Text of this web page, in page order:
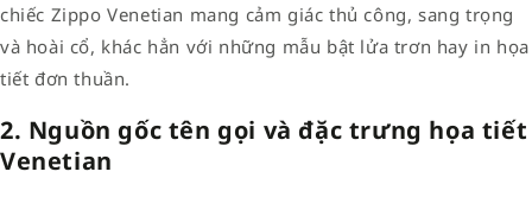
chiếc Zippo Venetian mang cảm giác thủ công, sang trọng
và hoài cổ, khác hẳn với những mẫu bật lửa trơn hay in họa
tiết đơn thuần.
2. Nguồn gốc tên gọi và đặc trưng họa tiết
Venetian